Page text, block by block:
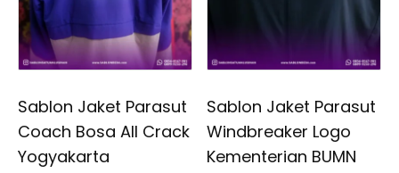
Sablon Jaket Parasut
Coach Bosa All Crack
Yogyakarta
Sablon Jaket Parasut
Windbreaker Logo
Kementerian BUMN